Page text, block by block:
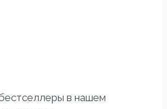
в нашем